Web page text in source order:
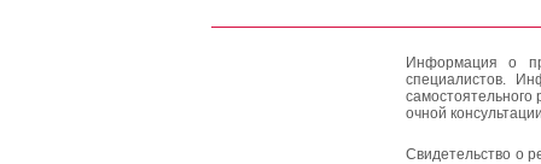
Информация о
специалистов.
очной
Свидетельство о